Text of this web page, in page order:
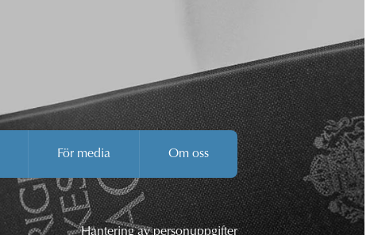
För media Om oss
Hantering av personuppgifter